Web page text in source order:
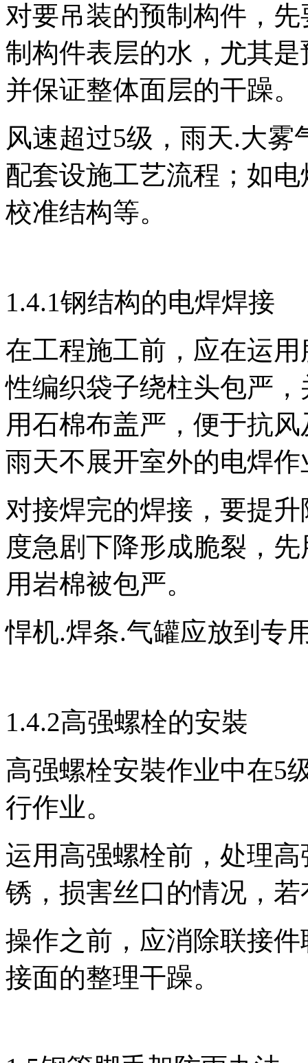
对要吊装的预制构件，
制构件表层的水，尤其
并保证整体面层的干躁。
风速超过5级，雨天.大
配套设施工艺流程；如
校准结构等。
1.4.1钢结构的电焊焊接
在工程施工前，应在运
性编织袋子绕柱头包严
用石棉布盖严，便于抗
雨天不展开室外的电焊作
对接焊完的焊接，要提
度急剧下降形成脆裂，
用岩棉被包严。
悍机.焊条.气罐应放到专
1.4.2高强螺栓的安裝
高强螺栓安裝作业中在5
行作业。
运用高强螺栓前，处理
锈，损害丝口的情况，
操作之前，应消除联接
接面的整理干躁。